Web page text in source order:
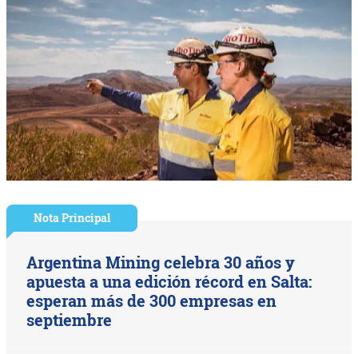
Nota Principal
Argentina Mining celebra 30 años y
apuesta a una edición récord en Salta:
esperan más de 300 empresas en
septiembre